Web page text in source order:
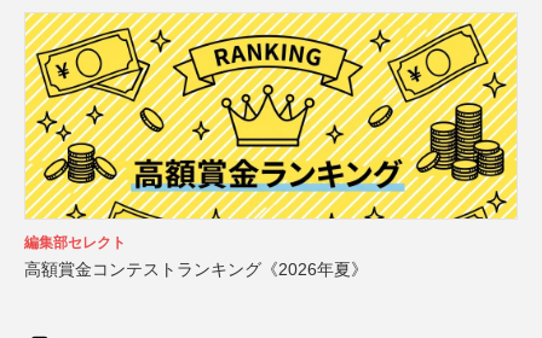
編集部セレクト
高額賞金コンテストランキング《2026年夏》